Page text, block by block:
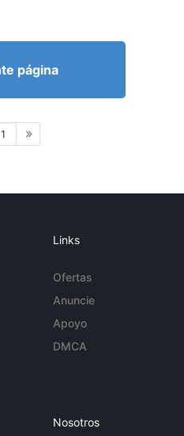
página
1
Links
Ofertas
Anuncie
Apoyo
DMCA
Nosotros